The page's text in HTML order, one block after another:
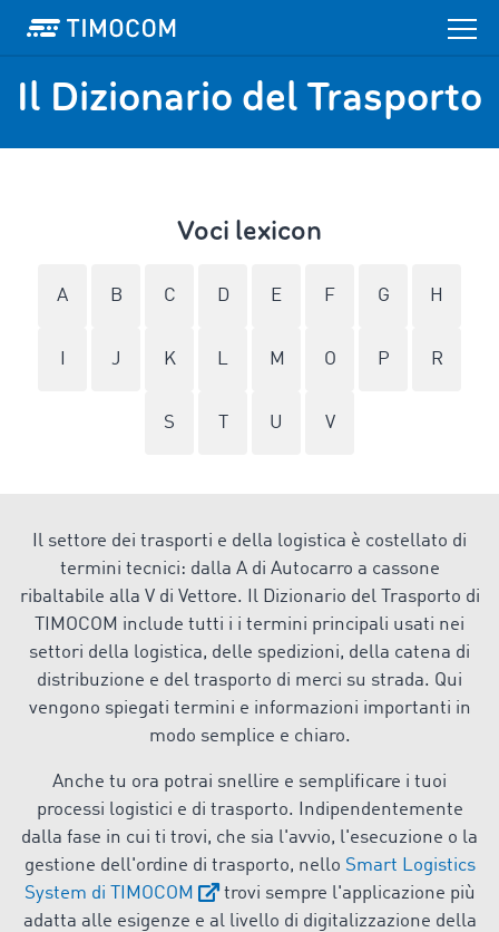
Il Dizionario del Trasporto
Voci lexicon
A B C D E F G H
J K L M O P R
S U V
Il settore dei trasporti e della logistica è costellato di
termini tecnici: dalla A di Autocarro a cassone
ribaltabile alla V di Vettore. Il Dizionario del Trasporto di
TIMOCOM include tutti i i termini principali usati nei
settori della logistica, delle spedizioni, della catena di
distribuzione e del trasporto di merci su strada. Qui
vengono spiegati termini e informazioni importanti in
modo semplice e chiaro.
Anche tu ora potrai snellire e semplificare i tuoi
processi logistici e di trasporto. Indipendentemente
dalla fase in cui ti trovi, che sia l'avvio, l'esecuzione o la
gestione dell'ordine di trasporto, nello Smart Logistics
System di TIMOCOM
trovi sempre l'applicazione più
adatta alle esigenze e al livello di digitalizzazione della